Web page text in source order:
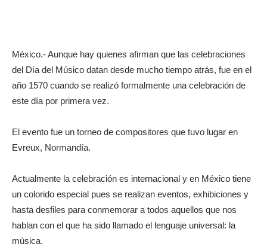
México.- Aunque hay quienes afirman que las celebraciones
del Día del Músico datan desde mucho tiempo atrás, fue en el
año 1570 cuando se realizó formalmente una celebración de
este día por primera vez.
El evento fue un torneo de compositores que tuvo lugar en
Evreux, Normandía.
Actualmente la celebración es internacional y en México tiene
un colorido especial pues se realizan eventos, exhibiciones y
hasta desfiles para conmemorar a todos aquellos que nos
hablan con el que ha sido llamado el lenguaje universal: la
música.